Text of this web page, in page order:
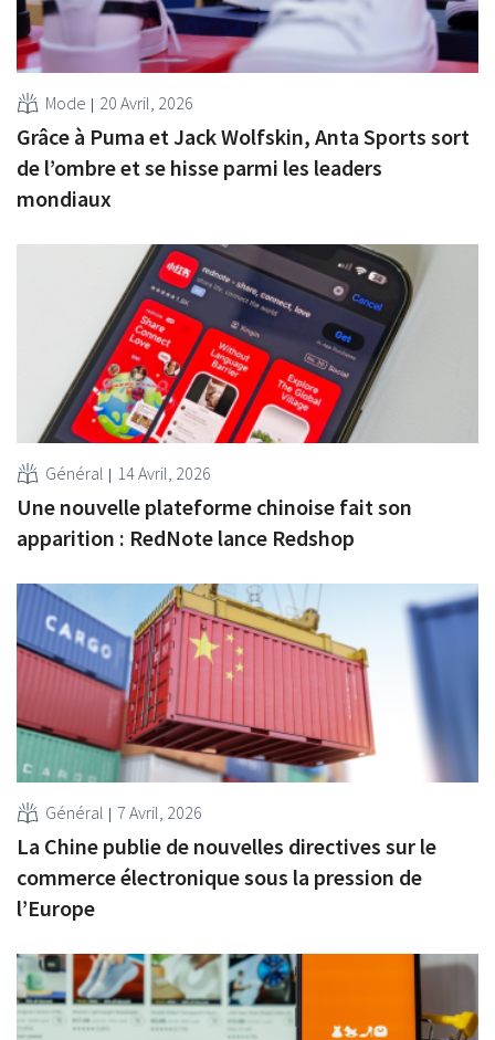
Mode 20 Avril, 2026
Grâce à Puma et Jack Wolfskin, Anta Sports sort
de l’ombre et se hisse parmi les leaders
mondiaux
Général 14 Avril, 2026
Une nouvelle plateforme chinoise fait son
apparition : RedNote lance Redshop
Général 7 Avril, 2026
La Chine publie de nouvelles directives sur le
commerce électronique sous la pression de
l’Europe